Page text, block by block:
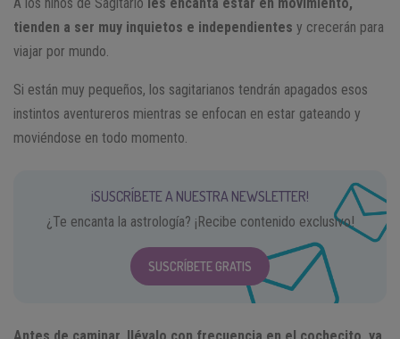
tienden a ser muy inquietos e independientes y crecerán para
viajar por mundo.
Si están muy pequeños, los sagitarianos tendrán apagados esos
instintos aventureros mientras se enfocan en estar gateando y
moviéndose en todo momento.
¡SUSCRÍBETE A NUESTRA NEWSLETTER!
¿Te encanta la astrología? ¡Recibe contenido exclusivo!
SUSCRÍBETE GRATIS